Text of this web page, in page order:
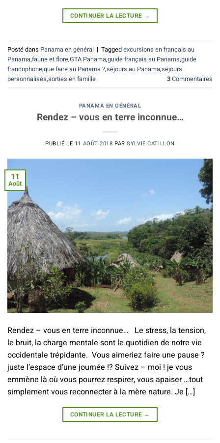
CONTINUER LA LECTURE →
Posté dans Panama en général | Taggedexcursions en français au
Panama,faune et flore,GTA Panama,guide français au Panama,guide
francophone,que faire au Panama ?,séjours au Panama,séjours
personnalisés,sorties en famille 3Commentaires
PANAMA EN GÉNÉRAL
Rendez – vous en terre inconnue…
PUBLIÉ LE 11 AOÛT 2018 PARSYLVIE CATILLON
11
Août
Rendez – vous en terre inconnue… Le stress, la tension,
le bruit, la charge mentale sont le quotidien de notre vie
occidentale trépidante. Vous aimeriez faire une pause ?
juste l’espace d’une journée !? Suivez – moi ! je vous
emmène là où vous pourrez respirer, vous apaiser …tout
simplement vous reconnecter à la mère nature. Je […]
CONTINUER LA LECTURE →